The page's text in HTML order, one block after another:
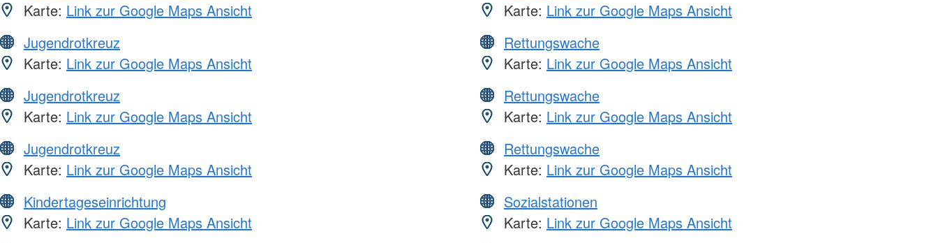
Karte: Link zur Google Maps Ansicht
Jugendrotkreuz
Karte: Link zur Google Maps Ansicht
Jugendrotkreuz
Karte: Link zur Google Maps Ansicht
Jugendrotkreuz
Karte: Link zur Google Maps Ansicht
Kindertageseinrichtung
Karte: Link zur Google Maps Ansicht
Karte: Link zur Google Maps Ansicht
Rettungswache
Karte: Link zur Google Maps Ansicht
Rettungswache
Karte: Link zur Google Maps Ansicht
Rettungswache
Karte: Link zur Google Maps Ansicht
Sozialstationen
Karte: Link zur Google Maps Ansicht